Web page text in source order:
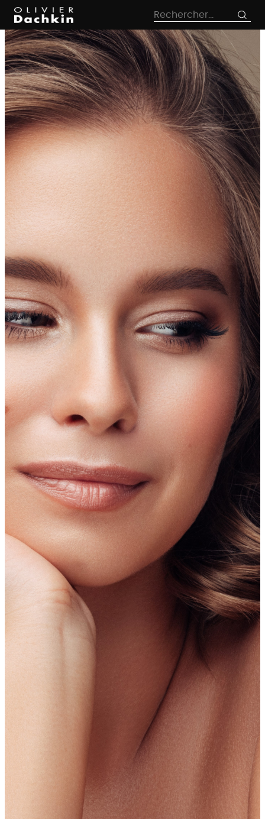
contenu
Rechercher :